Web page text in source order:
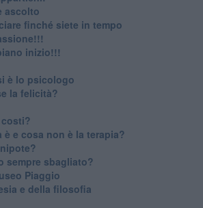
ascolto
finché siete in tempo
inizio!!!
è lo psicologo
la felicità?
è e cosa non è la terapia?
sempre sbagliato?
Piaggio
e della filosofia